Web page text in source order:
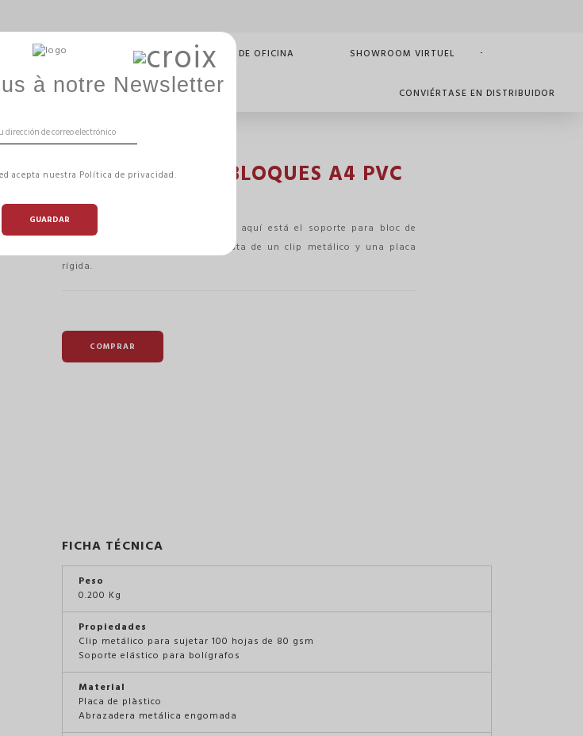
GAMME HIZÏA DISEÑO DE OFICINA SHOWROOM VIRTUEL
CONVIÉRTASE EN DISTRIBUIDOR
A4 PVC
SOPORTE PARA BLOQUES A4 PVC
Reference:
Para tomar notas, incluso de pie, aquí está el soporte para bloc de
notas A4. Fabricado en PVC, consta de un clip metálico y una placa
rígida.
COMPRAR
FICHA TÉCNICA
Peso
0.200 Kg
Propiedades
Clip metálico para sujetar 100 hojas de 80 gsm
Soporte elástico para bolígrafos
Material
Placa de plàstico
Abrazadera metálica engomada
à notre Newsletter
acepta nuestra Política de privacidad.
GUARDAR